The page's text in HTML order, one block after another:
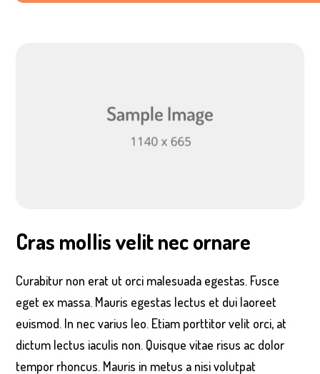
Cras mollis velit nec ornare
Curabitur non erat ut orci malesuada egestas. Fusce
eget ex massa. Mauris egestas lectus et dui laoreet
euismod. In nec varius leo. Etiam porttitor velit orci, at
dictum lectus iaculis non. Quisque vitae risus ac dolor
tempor rhoncus. Mauris in metus a nisi volutpat